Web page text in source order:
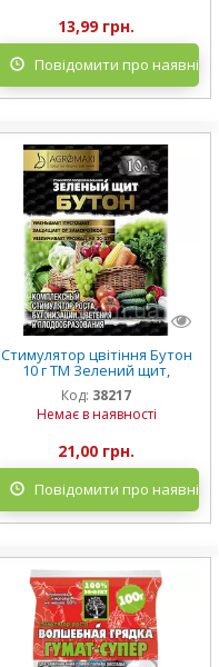
13,99 грн.
Повідомити про
Стимулятор цвітіння Бутон
10 г ТМ Зелений щит,
Agromaxi
Код: 38217
Немає в наявності
21,00 грн.
Повідомити про